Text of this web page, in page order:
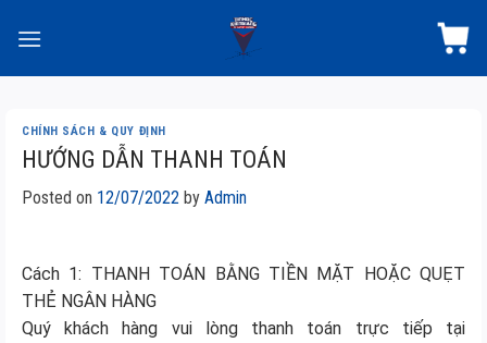
CHÍNH SÁCH & QUY ĐỊNH
HƯỚNG DẪN THANH TOÁN
Posted on 12/07/2022 by Admin
Cách 1: THANH TOÁN BẰNG TIỀN MẶT HOẶC QUẸT
THẺ NGÂN HÀNG
Quý khách hàng vui lòng thanh toán trực tiếp tại